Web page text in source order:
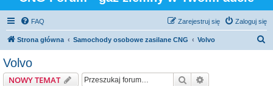
FAQ Zaloguj się
Zarejestruj się
Strona główna Samochody osobowe zasilane CNG Volvo
Volvo
NOWY TEMAT Szukaj